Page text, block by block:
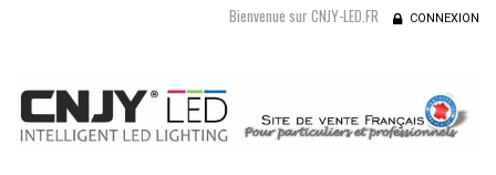
Bienvenue sur CNJY-LED.FR CONNEXION